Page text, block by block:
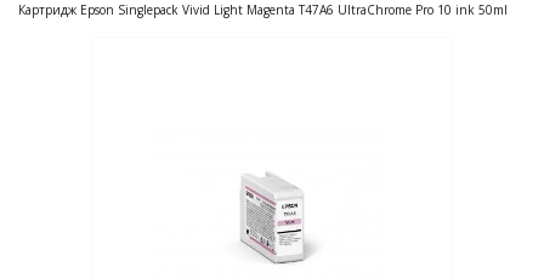
Картридж Epson Singlepack Vivid Light Magenta T47A6 UltraChrome Pro 10 ink 50ml